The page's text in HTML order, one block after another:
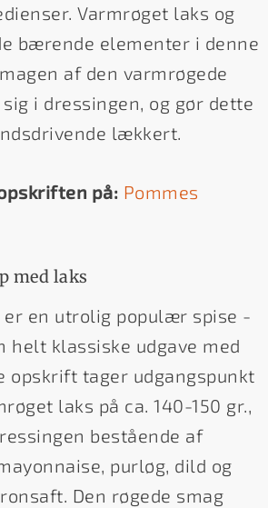
Varmrøget laks og
bærende elementer i denne
af den varmrøgede
i dressingen, og gør dette
lækkert.
på: Pommes
med laks
er en utrolig populær spise -
helt klassiske udgave med
opskrift tager udgangspunkt
laks på ca. 140-150 gr.,
bestående af
purløg, dild og
Den røgede smag